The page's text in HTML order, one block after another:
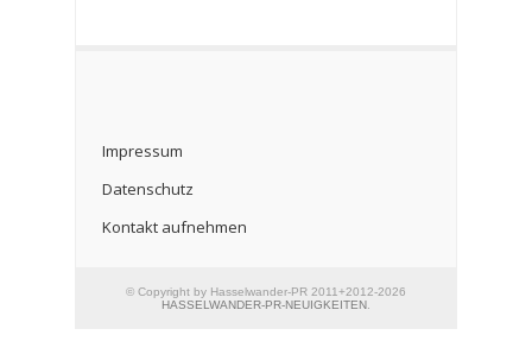
Impressum
Datenschutz
Kontakt aufnehmen
© Copyright by Hasselwander-PR 2011+2012-2026
HASSELWANDER-PR-NEUIGKEITEN.